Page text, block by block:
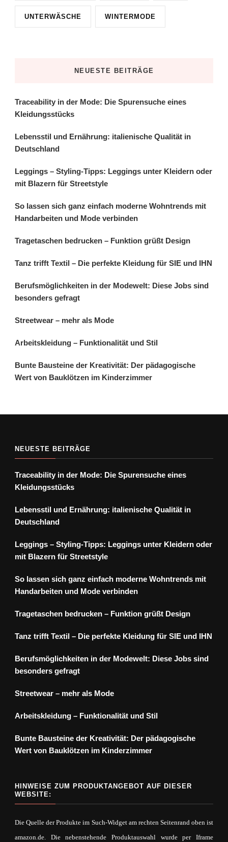
UNTERWÄSCHE WINTERMODE
NEUESTE BEITRÄGE
Traceability in der Mode: Die Spurensuche eines
Kleidungsstücks
Lebensstil und Ernährung: italienische Qualität in
Deutschland
Leggings – Styling-Tipps: Leggings unter Kleidern oder
mit Blazern für Streetstyle
So lassen sich ganz einfach moderne Wohntrends mit
Handarbeiten und Mode verbinden
Tragetaschen bedrucken – Funktion grüßt Design
Tanz trifft Textil – Die perfekte Kleidung für SIE und IHN
Berufsmöglichkeiten in der Modewelt: Diese Jobs sind
besonders gefragt
Streetwear – mehr als Mode
Arbeitskleidung – Funktionalität und Stil
Bunte Bausteine der Kreativität: Der pädagogische
Wert von Bauklötzen im Kinderzimmer
NEUESTE BEITRÄGE
Traceability in der Mode: Die Spurensuche eines
Kleidungsstücks
Lebensstil und Ernährung: italienische Qualität in
Deutschland
Leggings – Styling-Tipps: Leggings unter Kleidern oder
mit Blazern für Streetstyle
So lassen sich ganz einfach moderne Wohntrends mit
Handarbeiten und Mode verbinden
Tragetaschen bedrucken – Funktion grüßt Design
Tanz trifft Textil – Die perfekte Kleidung für SIE und IHN
Berufsmöglichkeiten in der Modewelt: Diese Jobs sind
besonders gefragt
Streetwear – mehr als Mode
Arbeitskleidung – Funktionalität und Stil
Bunte Bausteine der Kreativität: Der pädagogische
Wert von Bauklötzen im Kinderzimmer
HINWEISE ZUM PRODUKTANGEBOT AUF DIESER
WEBSITE:
Die Quelle der Produkte im Such-Widget am rechten Seitenrand oben ist
amazon.de. Die nebenstehende Produktauswahl wurde per Iframe